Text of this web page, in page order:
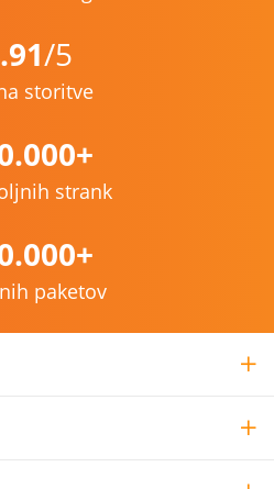
/5
storitve
strank
paketov